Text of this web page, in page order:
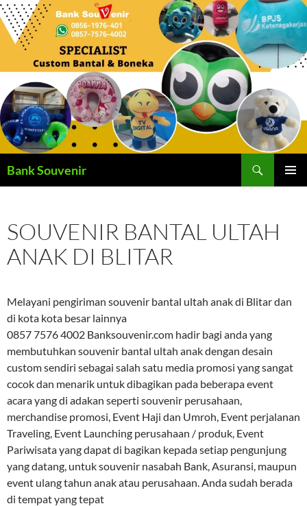
Langsung
ke
Bank Souvenir
SOUVENIR BANTAL ULTAH
ANAK DI BLITAR
Melayani pengiriman souvenir bantal ultah anak di Blitar dan
di kota kota besar lainnya
0857 7576 4002 Banksouvenir.com hadir bagi anda yang
membutuhkan souvenir bantal ultah anak dengan desain
custom sendiri sebagai salah satu media promosi yang sangat
cocok dan menarik untuk dibagikan pada beberapa event
acara yang di adakan seperti souvenir perusahaan,
merchandise promosi, Event Haji dan Umroh, Event perjalanan
Traveling, Event Launching perusahaan / produk, Event
Pariwisata yang dapat di bagikan kepada setiap pengunjung
yang datang, untuk souvenir nasabah Bank, Asuransi, maupun
event ulang tahun anak atau perusahaan. Anda sudah berada
di tempat yang tepat